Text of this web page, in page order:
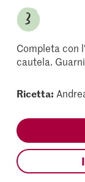
Completa con
cautela.
Ricetta: